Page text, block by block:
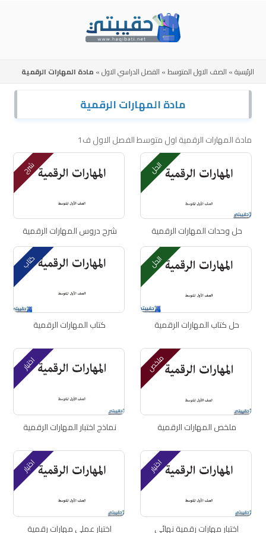
الرئيسية» الصف الاول المتوسط» الفصل الدراسي الاول» مادة المهارات الرقمية
مادة المهارات الرقمية
مادة المهارات الرقمية اول متوسط الفصل الاول ف1
الحل
حل وحدات المهارات الرقمية
شرح
شرح دروس المهارات الرقمية
الحل
حل كتاب المهارات الرقمية
كتاب
كتاب المهارات الرقمية
ملخص
ملخص المهارات الرقمية
اختبار
نماذج اختبار المهارات الرقمية
اختبار
اختبار مهارات رقمية نهائي
اختبار
اختبار عملي مهارات رقمية